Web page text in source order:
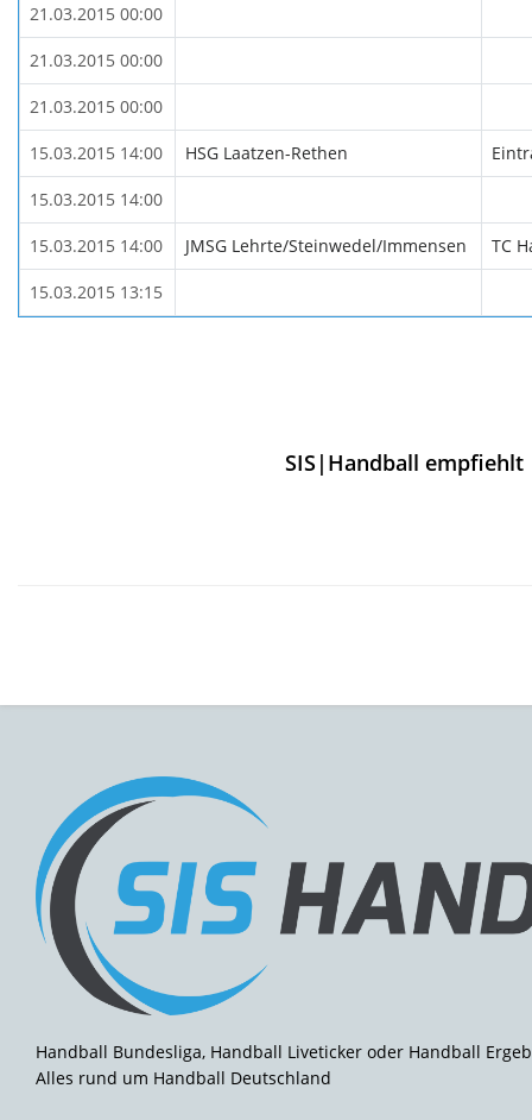
21.03.2015 00:00
21.03.2015 00:00
21.03.2015 00:00
15.03.2015 14:00 HSG Laatzen-Rethen
15.03.2015 14:00
15.03.2015 14:00 JMSG Lehrte/Steinwedel/Immensen TC
15.03.2015 13:15
SIS|Handball empfiehlt
Handball Bundesliga, Handball Liveticker oder Handball
Alles rund um Handball Deutschland